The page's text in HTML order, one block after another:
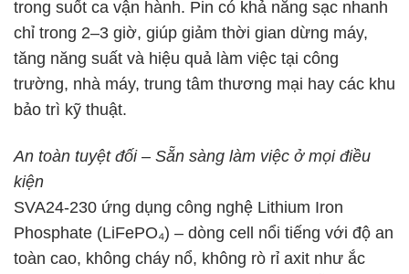
trong suốt ca vận hành. Pin có khả năng sạc nhanh
chỉ trong 2–3 giờ, giúp giảm thời gian dừng máy,
tăng năng suất và hiệu quả làm việc tại công
trường, nhà máy, trung tâm thương mại hay các khu
bảo trì kỹ thuật.
An toàn tuyệt đối – Sẵn sàng làm việc ở mọi điều
kiện
SVA24-230 ứng dụng công nghệ Lithium Iron
Phosphate (LiFePO₄) – dòng cell nổi tiếng với độ an
toàn cao, không cháy nổ, không rò rỉ axit như ắc